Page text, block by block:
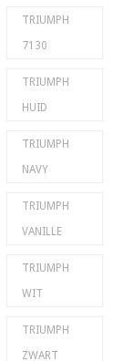
TRIUMPH
7130
TRIUMPH
HUID
TRIUMPH
NAVY
TRIUMPH
VANILLE
TRIUMPH
WIT
TRIUMPH
ZWART